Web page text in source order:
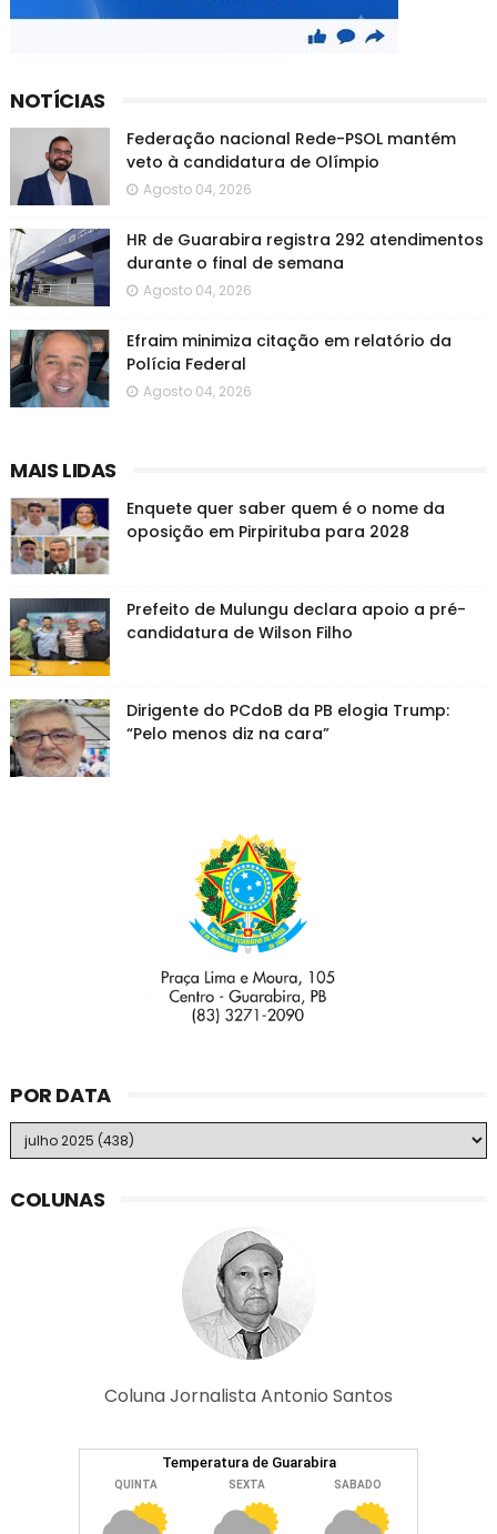
NOTÍCIAS
Federação nacional Rede-PSOL mantém
veto à candidatura de Olímpio
Agosto 04, 2026
HR de Guarabira registra 292 atendimentos
durante o final de semana
Agosto 04, 2026
Efraim minimiza citação em relatório da
Polícia Federal
Agosto 04, 2026
MAIS LIDAS
Enquete quer saber quem é o nome da
oposição em Pirpirituba para 2028
Prefeito de Mulungu declara apoio a pré-
candidatura de Wilson Filho
Dirigente do PCdoB da PB elogia Trump:
“Pelo menos diz na cara”
POR DATA
COLUNAS
Coluna Jornalista Antonio Santos